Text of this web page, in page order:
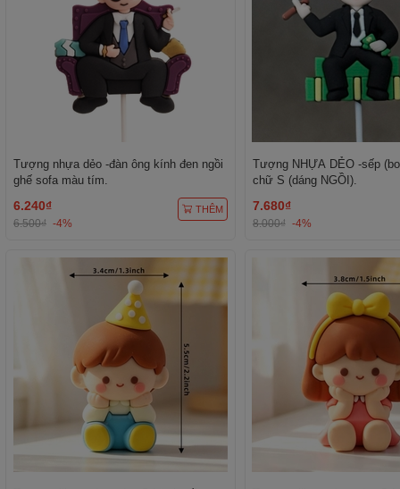
Tượng nhựa dẻo -đàn ông kính đen ngồi
ghế sofa màu tím.
6.240₫
6.500₫ -4%
THÊM
Tượng NHỰA DẺO -sếp
chữ S (dáng NGỒI).
7.680₫
8.000₫ -4%